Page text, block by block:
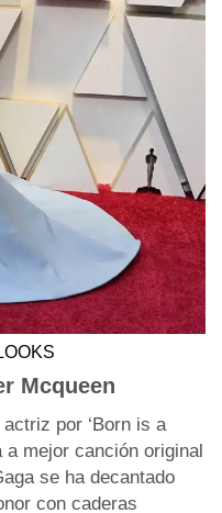
Mcqueen
por ‘Born is a
a mejor canción original
se ha decantado
con caderas